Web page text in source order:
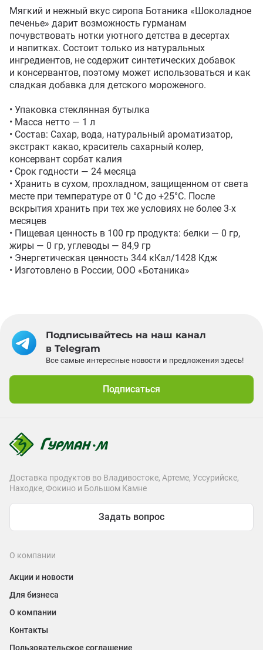
Мягкий и нежный вкус сиропа Ботаника «Шоколадное
печенье» дарит возможность гурманам
почувствовать нотки уютного детства в десертах
и напитках. Состоит только из натуральных
ингредиентов, не содержит синтетических добавок
и консервантов, поэтому может использоваться и как
сладкая добавка для детского мороженого.
• Упаковка стеклянная бутылка
• Масса нетто — 1 л
• Состав: Сахар, вода, натуральный ароматизатор,
экстракт какао, краситель сахарный колер,
консервант сорбат калия
• Срок годности — 24 месяца
• Хранить в сухом, прохладном, защищенном от света
месте при температуре от 0 °C до +25°С. После
вскрытия хранить при тех же условиях не более 3-х
месяцев
• Пищевая ценность в 100 гр продукта: белки — 0 гр,
жиры — 0 гр, углеводы — 84,9 гр
• Энергетическая ценность 344 кКал/1428 Кдж
• Изготовлено в России, ООО «Ботаника»
Подписывайтесь на наш канал
в Telegram
Все самые интересные новости и предложения здесь!
Подписаться
О компании
Акции и новости
Для бизнеса
О компании
Контакты
Пользовательское соглашение
Доставка продуктов во Владивостоке, Артеме, Уссурийске,
Находке, Фокино и Большом Камне
Задать вопрос